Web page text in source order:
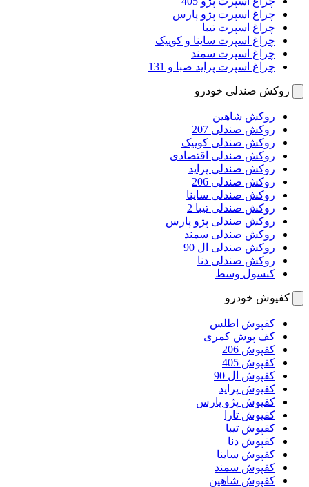
چراغ اسپرت پژو پارس
چراغ اسپرت تیبا
چراغ اسپرت ساینا و کوییک
چراغ اسپرت سمند
چراغ اسپرت پراید صبا و 131
روکش صندلی خودرو
روکش شاهین
روکش صندلی 207
روکش صندلی کوییک
روکش صندلی اقتصادی
روکش صندلی پراید
روکش صندلی 206
روکش صندلی ساینا
روکش صندلی تیبا 2
روکش صندلی پژو پارس
روکش صندلی سمند
روکش صندلی ال 90
روکش صندلی دنا
کنسول وسط
کفپوش خودرو
کفپوش اطلس
کف پوش کمری
کفپوش 206
کفپوش 405
کفپوش ال 90
کفپوش پراید
کفپوش پژو پارس
کفپوش تارا
کفپوش تیبا
کفپوش دنا
کفپوش ساینا
کفپوش سمند
کفپوش شاهین